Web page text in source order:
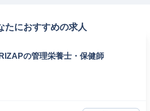
たにおすすめの求人
の管理栄養士・保健師